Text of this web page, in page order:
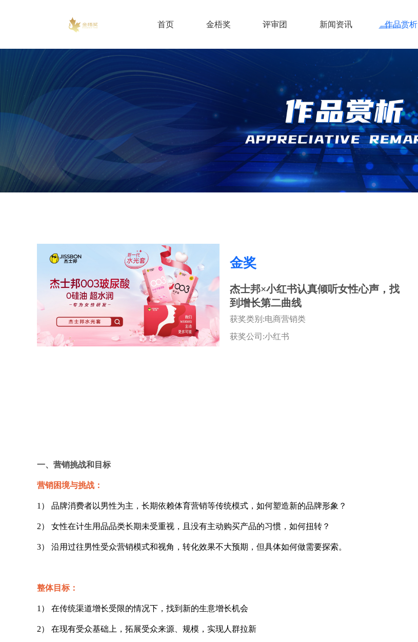
首页 金梧奖 评审团 新闻资讯 作品赏析
金奖
杰士邦×小红书认真倾听女性心声，找
到增长第二曲线
获奖类别:电商营销类
获奖公司:小红书
一、营销挑战和目标
营销困境与挑战：
1） 品牌消费者以男性为主，长期依赖体育营销等传统模式，如何塑造新的品牌形象？
2） 女性在计生用品品类长期未受重视，且没有主动购买产品的习惯，如何扭转？
3） 沿用过往男性受众营销模式和视角，转化效果不大预期，但具体如何做需要探索。
整体目标：
1） 在传统渠道增长受限的情况下，找到新的生意增长机会
2） 在现有受众基础上，拓展受众来源、规模，实现人群拉新